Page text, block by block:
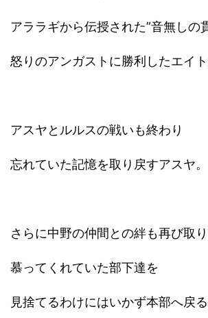
アララギから伝授された”音無しの
怒りのアンガストに勝利したエイト
アスヤとルルスの戦いも終わり
忘れていた記憶を取り戻すアスヤ。
さらに中野の仲間との絆も再び取
慕ってくれていた部下達を
見捨てるわけにはいかず本部へ戻る